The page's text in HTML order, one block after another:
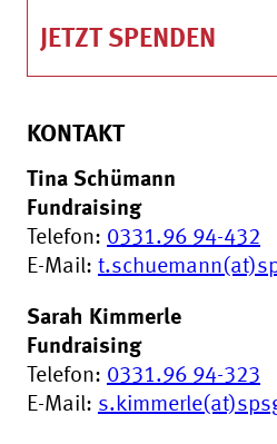
JETZT SPENDEN
KONTAKT
Tina Schümann
Fundraising
Telefon: 0331.96 94-432
E-Mail:
Sarah Kimmerle
Fundraising
Telefon: 0331.96 94-323
E-Mail: